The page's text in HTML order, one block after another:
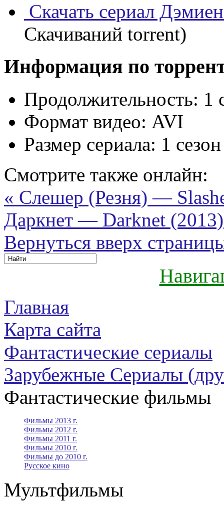
Скачать сериал
Скачиваний torrent)
Информация по
Продолжительность: 1
Формат видео: AVI
Размер сериала: 1
Смотрите также онлайн:
« Слешер (Резня) —
Даркнет — Darknet
Вернуться вверх
Главная
Карта сайта
Фантастические сериалы
Зарубежные Сериалы
Фантастические фильмы
Фильмы 2013 г.
Фильмы 2012 г.
Фильмы 2011 г.
Фильмы 2010 г.
Фильмы до 2010 г.
Русское кино
Мультфильмы